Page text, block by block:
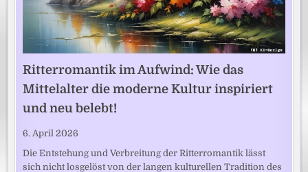
Ritterromantik im Aufwind: Wie das
Mittelalter die moderne Kultur inspiriert
und neu belebt!
6. April 2026
Die Entstehung und Verbreitung der Ritterromantik lässt
sich nicht losgelöst von der langen kulturellen Tradition des